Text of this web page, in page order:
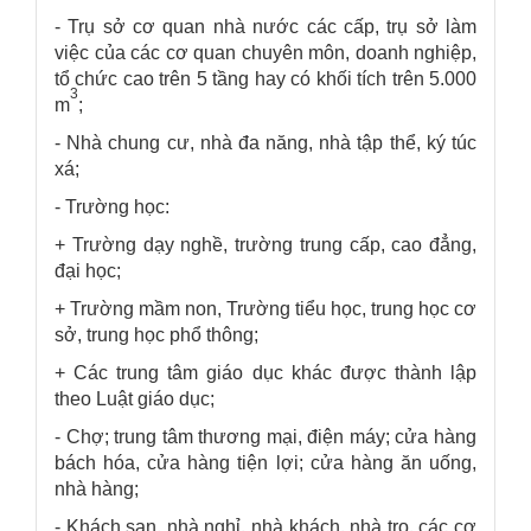
- Trụ sở cơ quan nhà nước các cấp, trụ sở làm
việc của các cơ quan chuyên môn, doanh nghiệp,
tổ chức cao trên 5 tầng hay có khối tích trên 5.000
m
3
;
- Nhà chung cư, nhà đa năng, nhà tập thể, ký túc
xá;
- Trường học:
+ Trường dạy nghề, trường trung cấp, cao đẳng,
đại học;
+ Trường mầm non, Trường tiểu học, trung học cơ
sở, trung học phổ thông;
+ Các trung tâm giáo dục khác được thành lập
theo Luật giáo dục;
- Chợ; trung tâm thương mại, điện máy; cửa hàng
bách hóa, cửa hàng tiện lợi; cửa hàng ăn uống,
nhà hàng;
- Khách sạn, nhà nghỉ, nhà khách, nhà trọ, các cơ